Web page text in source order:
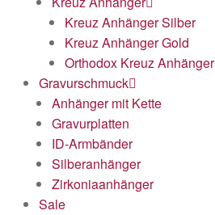
Kreuz Anhänger Silber
Kreuz Anhänger Gold
Orthodox Kreuz Anhänger
Gravurschmuck
Anhänger mit Kette
Gravurplatten
ID-Armbänder
Silberanhänger
Zirkoniaanhänger
Sale